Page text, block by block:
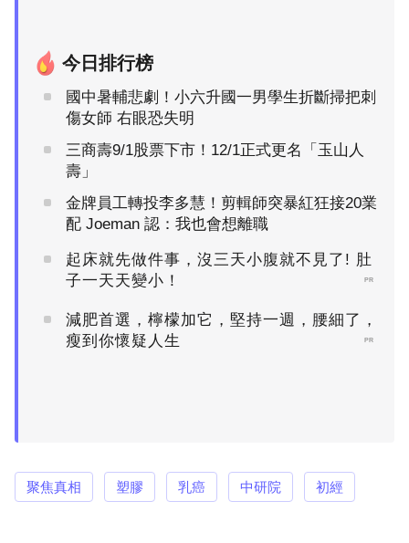
今日排行榜
國中暑輔悲劇！小六升國一男學生折斷掃把刺
傷女師 右眼恐失明
三商壽9/1股票下市！12/1正式更名「玉山人
壽」
金牌員工轉投李多慧！剪輯師突暴紅狂接20業
配 Joeman 認：我也會想離職
起床就先做件事，沒三天小腹就不見了! 肚
子一天天變小！
PR
減肥首選，檸檬加它，堅持一週，腰細了，
瘦到你懷疑人生
PR
聚焦真相 塑膠 乳癌 中研院 初經